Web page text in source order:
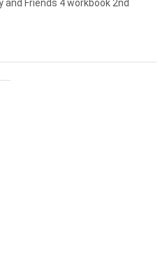
and Friends 4 workbook 2nd